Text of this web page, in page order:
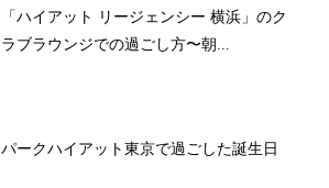
「ハイアット リージェンシー 横浜」のク
ラブラウンジでの過ごし方〜朝...
パークハイアット東京で過ごした誕生日